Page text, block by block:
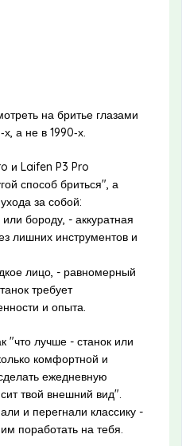
на бритье глазами
а не в 1990‑х.
и Laifen P3 Pro
способ бриться", а
за собой:
бороду, - аккуратная
лишних инструментов и
лицо, - равномерный
требует
и опыта.
"что лучше - станок или
комфортной и
ежедневную
твой внешний вид".
и перегнали классику -
поработать на тебя.